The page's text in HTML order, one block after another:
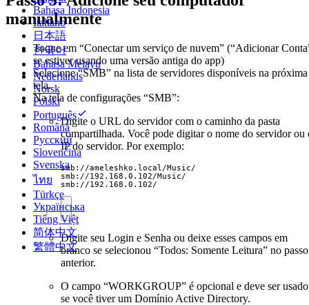
Bahasa Indonesia
Italiano
日本語
한국어
Bahasa Melayu
Nederlands
Norsk
Polski
Português
Română
Русский
Slovenčina
Svenska
ไทย
Türkçe
Українська
Tiếng Việt
简体中文
繁體中文
manualmente
Toque em “Conectar um serviço de nuvem” (“Adicionar
se estiver usando uma versão antiga do app)
Selecione “SMB” na lista de servidores disponíveis na próxima
tela.
Na tela de configurações “SMB”:
Digite o URL do servidor com o caminho da pasta
compartilhada. Você pode digitar o nome do servidor ou
IP do servidor. Por exemplo:
smb://ameleshko.local/Music/
smb://192.168.0.102/Music/
smb://192.168.0.102/
Digite seu Login e Senha ou deixe esses campos em
branco se selecionou “Todos: Somente Leitura” no passo
anterior.
O campo “WORKGROUP” é opcional e deve ser usado
se você tiver um Domínio Active Directory.